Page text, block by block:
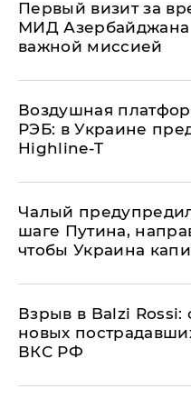
Первый визит за
МИД Азербайджана
важной миссией
Воздушная
РЭБ: в Украине
Highline-T
Чалый
шаге Путина,
чтобы Украина
Взрыв в Balzi Rossi:
новых
ВКС РФ